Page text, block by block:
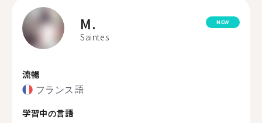
M.
Saintes
NEW
流暢
フランス語
学習中の言語